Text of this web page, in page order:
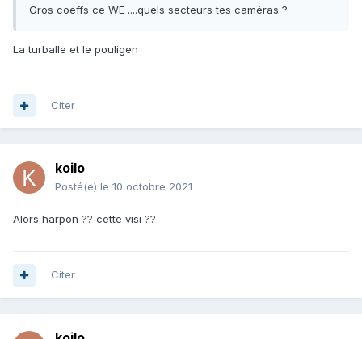
Gros coeffs ce WE ....quels secteurs tes caméras ?
La turballe et le pouligen
Citer
koilo
Posté(e) le 10 octobre 2021
Alors harpon ?? cette visi ??
Citer